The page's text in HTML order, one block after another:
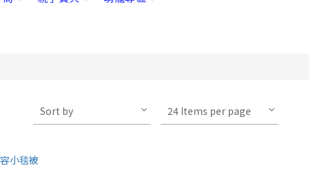
Sort by 24 Items per page